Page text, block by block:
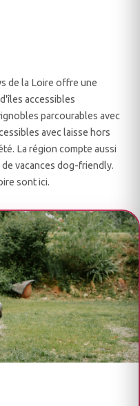
de la Loire offre une
accessibles
parcourables avec
avec laisse hors
La région compte aussi
vacances dog-friendly.
sont ici.